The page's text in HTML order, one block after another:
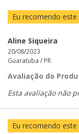
Eu recomendo
Aline Siqueira
20/08/2023
Guaratuba / PR
Avaliação do
Esta avaliação não
Eu recomendo